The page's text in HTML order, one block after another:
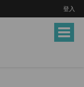
登入
Toggle